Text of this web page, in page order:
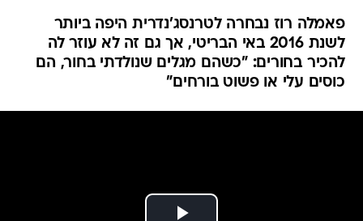
פאמלה רוז נבחרה לטרנסג'נדרית היפה ביותר
לשנת 2016 באי הבריטי, אך גם זה לא עוזר לה
להכיר בחורים: "כשהם מגלים שנולדתי בחור, הם
כוסים עלי או פשוט בורחים"